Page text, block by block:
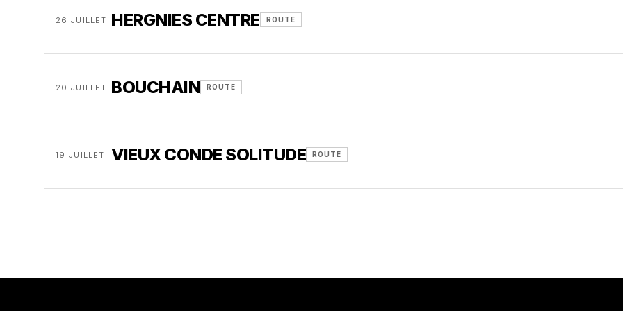
26 JUILLET HERGNIES CENTRE ROUTE
20 JUILLET BOUCHAIN ROUTE
19 JUILLET VIEUX CONDE SOLITUDE ROUTE